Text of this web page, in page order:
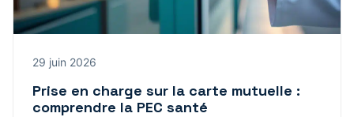
29 juin 2026
Prise en charge sur la carte mutuelle :
comprendre la PEC santé